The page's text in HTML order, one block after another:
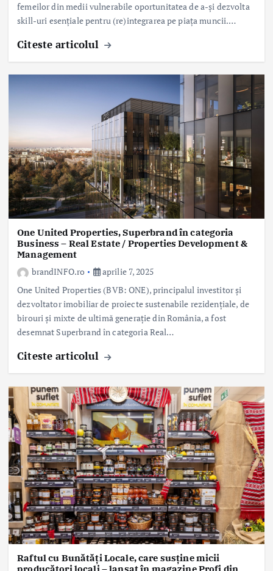
femeilor din medii vulnerabile oportunitatea de a-și dezvolta
skill-uri esențiale pentru (re)integrarea pe piața muncii.…
Citeste articolul
One United Properties, Superbrand în categoria
Business – Real Estate / Properties Development &
Management
brandINFO.ro
aprilie 7, 2025
One United Properties (BVB: ONE), principalul investitor și
dezvoltator imobiliar de proiecte sustenabile rezidențiale, de
birouri și mixte de ultimă generație din România, a fost
desemnat Superbrand în categoria Real…
Citeste articolul
Raftul cu Bunătăți Locale, care susține micii